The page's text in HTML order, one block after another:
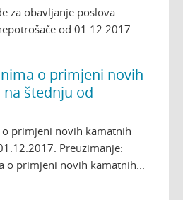
za obavljanje poslova
od 01.12.2017
o primjeni novih
štednju od
primjeni novih kamatnih
Preuzimanje:
o primjeni novih kamatnih...